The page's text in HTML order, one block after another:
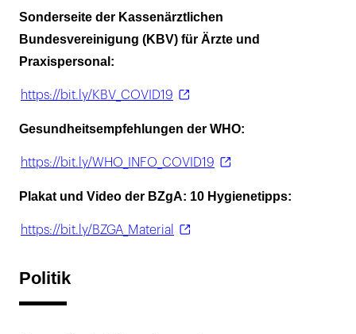
Sonderseite der Kassenärztlichen
Bundesvereinigung (KBV) für Ärzte und
Praxispersonal:
https://bit.ly/KBV_COVID19
Gesundheitsempfehlungen der WHO:
https://bit.ly/WHO_INFO_COVID19
Plakat und Video der BZgA: 10 Hygienetipps:
https://bit.ly/BZGA_Material
Politik